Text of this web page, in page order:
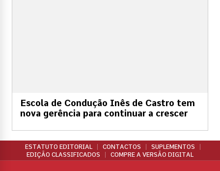
Escola de Condução Inês de Castro tem
nova gerência para continuar a crescer
ESTATUTO EDITORIAL CONTACTOS
SUPLEMENTOS
EDIÇÃO CLASSIFICADOS
COMPRE A VERSÃO DIGITAL